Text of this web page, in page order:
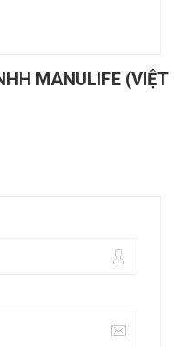
MANULIFE (VIỆT